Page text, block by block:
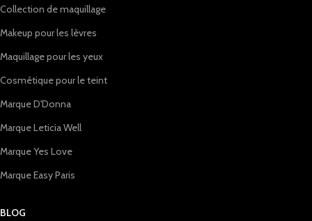
Collection de maquillage
Makeup pour les lèvres
Maquillage pour les yeux
Cosmétique pour le teint
Marque D'Donna
Marque Leticia Well
Marque Yes Love
Marque Easy Paris
BLOG